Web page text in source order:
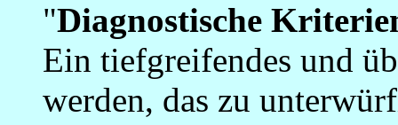
"Diagnostische
Ein tiefgreifendes und
werden, das zu